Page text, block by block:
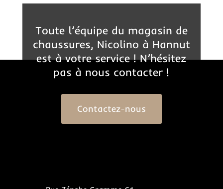
Toute l’équipe du magasin de
chaussures, Nicolino à Hannut
est à votre service ! N’hésitez
pas à nous contacter !
Contactez-nous